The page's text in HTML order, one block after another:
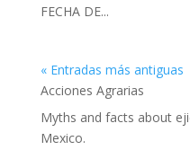
FECHA DE...
« Entradas más antiguas
Acciones Agrarias
Myths and facts about
Mexico.